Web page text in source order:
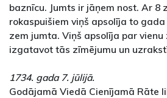
baznīcu. Jumts ir jāņem nost. Ar 8
rokaspuišiem viņš apsolīja to
zem jumta. Viņš apsolīja par
izgatavot tās zīmējumu un
1734. gada 7. jūlijā.
Godājamā Viedā Cienījamā Rāte